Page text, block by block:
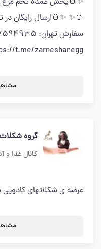
🥚✨ ✨🥚ارسال رايگان
t.me/zarneshanegg
گروه
کانال غذا و
عرضه ی شکلاتهای